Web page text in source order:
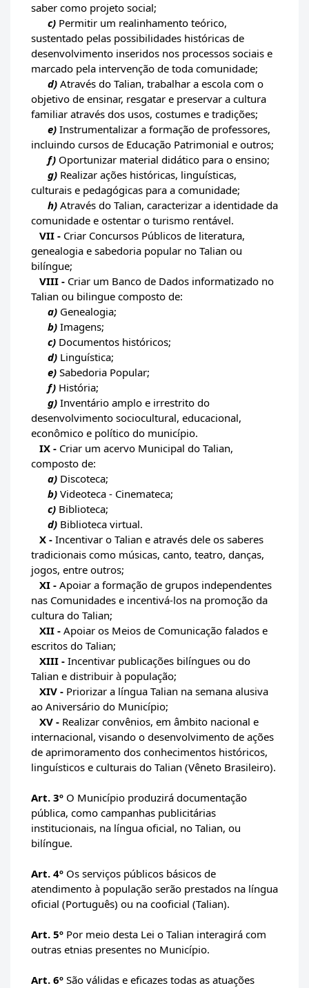
saber como projeto social;
c) Permitir um realinhamento teórico,
sustentado pelas possibilidades históricas de
desenvolvimento inseridos nos processos sociais e
marcado pela intervenção de toda comunidade;
d) Através do Talian, trabalhar a escola com o
objetivo de ensinar, resgatar e preservar a cultura
familiar através dos usos, costumes e tradições;
e) Instrumentalizar a formação de professores,
incluindo cursos de Educação Patrimonial e outros;
f) Oportunizar material didático para o ensino;
g) Realizar ações históricas, linguísticas,
culturais e pedagógicas para a comunidade;
h) Através do Talian, caracterizar a identidade da
comunidade e ostentar o turismo rentável.
VII - Criar Concursos Públicos de literatura,
genealogia e sabedoria popular no Talian ou
bilíngue;
VIII - Criar um Banco de Dados informatizado no
Talian ou bilingue composto de:
a) Genealogia;
b) Imagens;
c) Documentos históricos;
d) Linguística;
e) Sabedoria Popular;
f) História;
g) Inventário amplo e irrestrito do
desenvolvimento sociocultural, educacional,
econômico e político do município.
IX - Criar um acervo Municipal do Talian,
composto de:
a) Discoteca;
b) Videoteca - Cinemateca;
c) Biblioteca;
d) Biblioteca virtual.
X - Incentivar o Talian e através dele os saberes
tradicionais como músicas, canto, teatro, danças,
jogos, entre outros;
XI - Apoiar a formação de grupos independentes
nas Comunidades e incentivá-los na promoção da
cultura do Talian;
XII - Apoiar os Meios de Comunicação falados e
escritos do Talian;
XIII - Incentivar publicações bilíngues ou do
Talian e distribuir à população;
XIV - Priorizar a língua Talian na semana alusiva
ao Aniversário do Município;
XV - Realizar convênios, em âmbito nacional e
internacional, visando o desenvolvimento de ações
de aprimoramento dos conhecimentos históricos,
linguísticos e culturais do Talian (Vêneto Brasileiro).
Art. 3º O Município produzirá documentação
pública, como campanhas publicitárias
institucionais, na língua oficial, no Talian, ou
bilíngue.
Art. 4º Os serviços públicos básicos de
atendimento à população serão prestados na língua
oficial (Português) ou na cooficial (Talian).
Art. 5º Por meio desta Lei o Talian interagirá com
outras etnias presentes no Município.
Art. 6º São válidas e eficazes todas as atuações